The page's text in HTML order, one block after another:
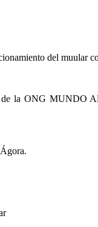
del muular
la ONG MUNDO